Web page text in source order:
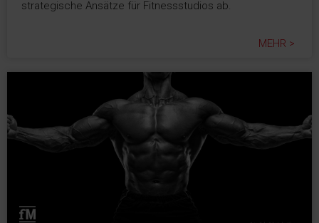
strategische Ansätze für Fitnessstudios ab.
MEHR >